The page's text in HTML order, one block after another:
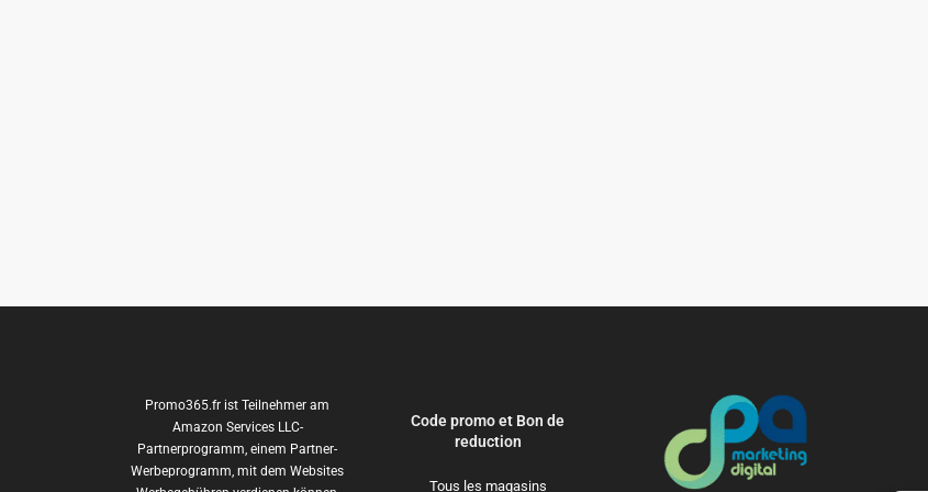
Promo365.fr ist Teilnehmer am
Amazon Services LLC-
Partnerprogramm, einem Partner-
Werbeprogramm, mit dem Websites
Code promo et Bon de
reduction
Tous les magasins